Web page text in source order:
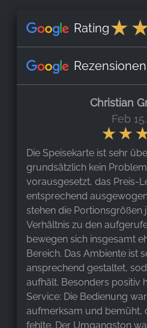
Rating
Rezensionen
Christian
Feb
Die Speisekarte ist sehr
grundsätzlich kein
vorausgesetzt, das Preis-
entsprechend
stehen die Portionsgrößen
Verhältnis zu den
bewegen sich insgesamt
Bereich. Das Ambiente ist
ansprechend gestaltet,
aufhält. Besonders positiv
Service: Die Bedienung
aufmerksam und bemüht,
fehlte. Der Umgangston